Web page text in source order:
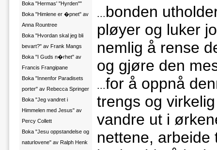
Boka "Hermas' "Hyrden""
Boka "Himlene er �pnet" av
Anna Rountree
Boka "Hvordan skal jeg bli
bevart?" av Frank Mangs
Boka "I Guds n�rhet" av
Francis Frangipane
Boka "Innenfor Paradisets
porter" av Rebecca Springer
Boka "Jeg vandret i
Himmelen med Jesus" av
Percy Collett
Boka "Jesu oppstandelse og
naturlovene" av Ralph Henk
...bonden
pløyer og luker
nemlig å rense
og gjøre den
...for å oppnå
trengs og
vandre ut i
nettene, arbeide